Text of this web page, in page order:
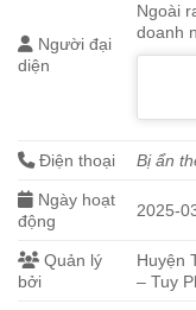
Người đại
diện
Ngoài
doanh
Điện thoại Bị ẩn
Ngày hoạt
động
2025-
Quản lý
bởi
Huyện
– Tuy